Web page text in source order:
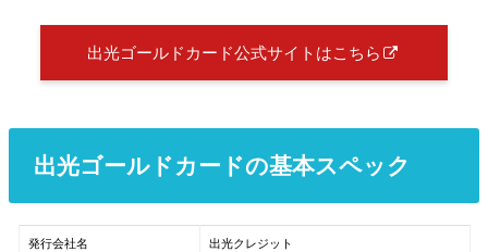
出光ゴールドカード公式サイトはこちら
出光ゴールドカードの基本スペック
発行会社名 出光クレジット